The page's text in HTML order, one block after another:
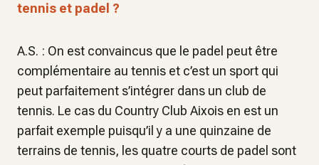
tennis et padel ?
A.S. : On est convaincus que le padel peut être
complémentaire au tennis et c’est un sport qui
peut parfaitement s’intégrer dans un club de
tennis. Le cas du Country Club Aixois en est un
parfait exemple puisqu’il y a une quinzaine de
terrains de tennis, les quatre courts de padel sont